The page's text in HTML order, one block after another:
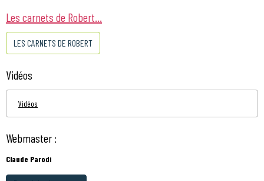
Les carnets de Robert...
LES CARNETS DE ROBERT
Vidéos
Vidéos
Webmaster :
Claude Parodi